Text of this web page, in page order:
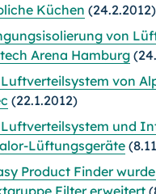
Küchen (24.2.2012)
von
Arena Hamburg
von
(22.1.2012)
Luftverteilsystem und
Lüftungsgeräte
Product Finder